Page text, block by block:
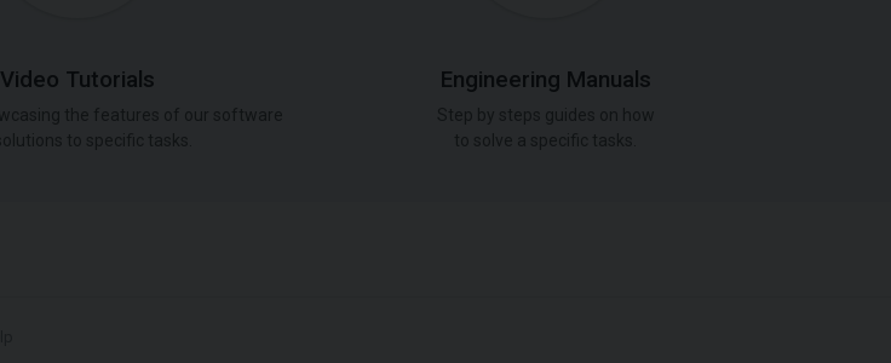
Video Tutorials Engineering Manuals